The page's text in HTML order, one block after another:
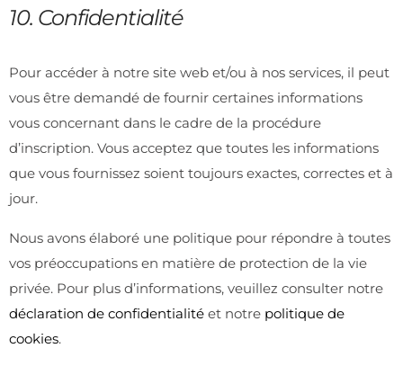
10. Confidentialité
Pour accéder à notre site web et/ou à nos services, il peut
vous être demandé de fournir certaines informations
vous concernant dans le cadre de la procédure
d’inscription. Vous acceptez que toutes les informations
que vous fournissez soient toujours exactes, correctes et à
jour.
Nous avons élaboré une politique pour répondre à toutes
vos préoccupations en matière de protection de la vie
privée. Pour plus d’informations, veuillez consulter notre
déclaration de confidentialité et notre politique de
cookies.